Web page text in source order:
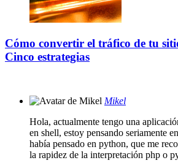
Cómo convertir el tráfico de tu
Cinco estrategias
Mikel
Hola, actualmente tengo una
en shell, estoy pensando seriamente
había pensado en python, que me
la rapidez de la interpretación php o